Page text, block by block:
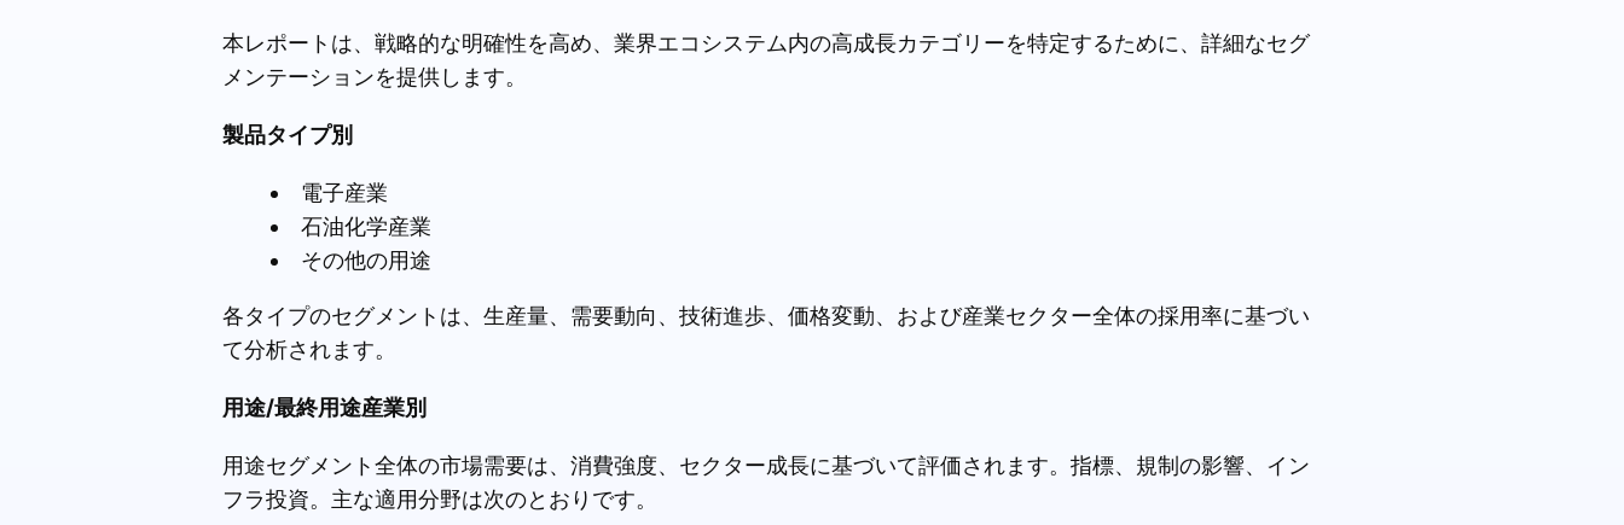
本レポートは、戦略的な明確性を高め、業界エコシステム内の高成長カテゴリーを特定するために、詳細なセグ
メンテーションを提供します。
製品タイプ別
電子産業
石油化学産業
その他の用途
各タイプのセグメントは、生産量、需要動向、技術進歩、価格変動、および産業セクター全体の採用率に基づい
て分析されます。
用途/最終用途産業別
用途セグメント全体の市場需要は、消費強度、セクター成長に基づいて評価されます。指標、規制の影響、イン
フラ投資。主な適用分野は次のとおりです。